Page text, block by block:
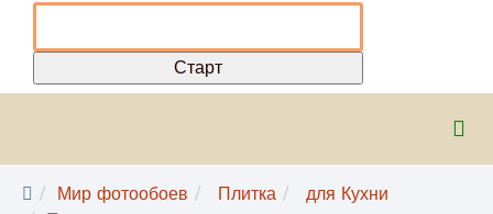
Мир фотообоев Плитка
для Кухни